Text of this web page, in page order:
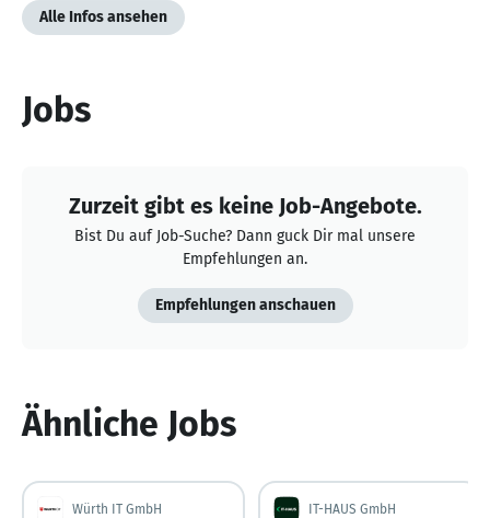
Alle Infos ansehen
Jobs
Zurzeit gibt es keine Job-Angebote.
Bist Du auf Job-Suche? Dann guck Dir mal unsere
Empfehlungen an.
Empfehlungen anschauen
Ähnliche Jobs
Würth IT GmbH IT-HAUS GmbH